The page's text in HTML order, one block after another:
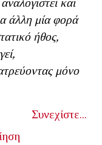
και
άλλη μία φορά
ήθος,
μόνο
Συνεχίστε...